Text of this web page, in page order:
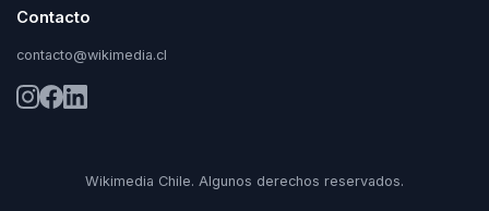
Contacto
contacto@wikimedia.cl
Wikimedia Chile. Algunos derechos reservados.